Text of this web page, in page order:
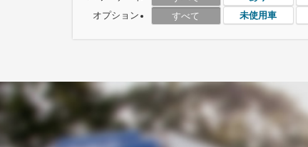
オプション
すべて 未使用車